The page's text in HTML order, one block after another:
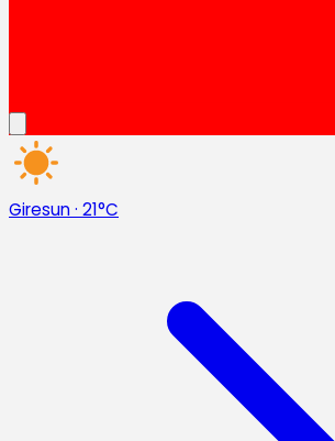
Giresun· 21°C